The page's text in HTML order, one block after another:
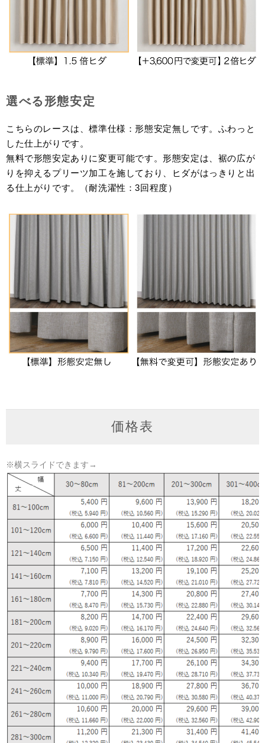
選べる形態安定
こちらのレースは、標準仕様：形態安定無しです。ふわっと
した仕上がりです。
無料で形態安定ありに変更可能です。形態安定は、裾の広が
りを抑えるプリーツ加工を施しており、ヒダがはっきりと出
る仕上がりです。（耐洗濯性：3回程度）
価格表
※横スライドできます→